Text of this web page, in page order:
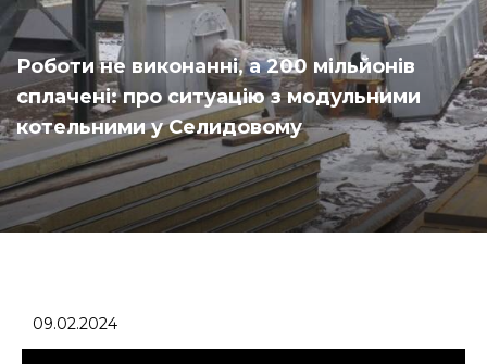
Роботи не виконанні, а 200 мільйонів
сплачені: про ситуацію з модульними
котельними у Селидовому
09.02.2024